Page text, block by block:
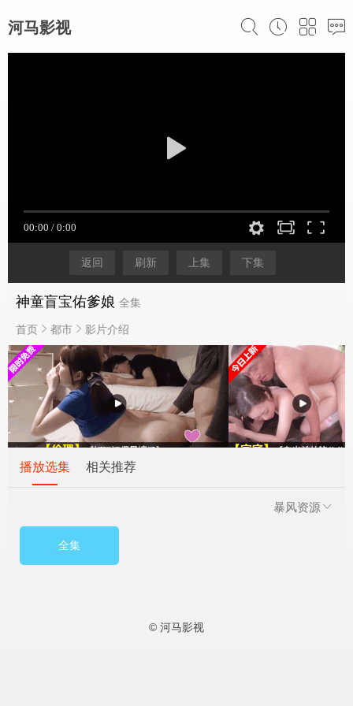
河马影视
返回 刷新 上集 下集
神童盲宝佑爹娘 全集
首页 都市 影片介绍
播放选集 相关推荐
暴风资源
全集
© 河马影视